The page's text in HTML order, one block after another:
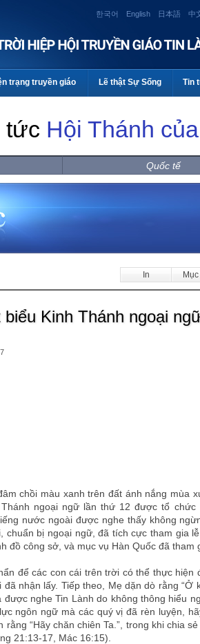
한국어 English 日本語 中
trạng truyền giáo Lẽ thật Sự Sống Tin
tức Hội Thánh
Quốc tế
In
Kinh Thánh ngoại
chồi màu xanh trên đất ánh nắng mùa
ngoại ngữ lần thứ 12 được tổ chức
nước ngoài được nghe thấy không
chuẩn bị ngoại ngữ, đã tích cực tham gia
đồ công sở, và mục vụ Hàn Quốc đã tham
để các con cái trên trời có thể thực hiện
nhận lấy. Tiếp theo, Mẹ dặn dò rằng “Ở
nghe Tin Lành do không thông hiểu
ngôn ngữ mà các quý vị đã rèn luyện,
“Hãy chăn chiên Ta.”, trong khi chia
21:13-17, Mác 16:15).